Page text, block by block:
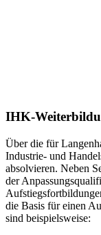
IHK-
Über die für
Industrie- und
absolvieren. Neben
der
die Basis für einen
sind beispielsweise: